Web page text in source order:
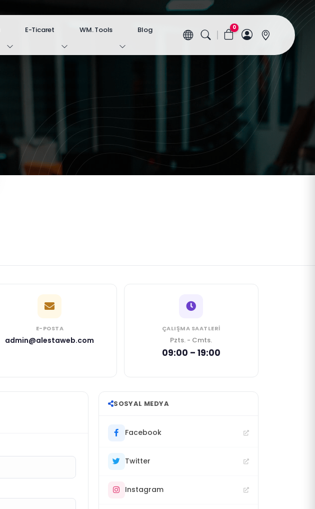
E-Ticaret WM. Tools
Blog
0
E-POSTA
admin@alestaweb.com
ÇALIŞMA SAATLERI
Pzts. - Cmts.
09:00 – 19:00
SOSYAL MEDYA
Facebook
Twitter
Instagram